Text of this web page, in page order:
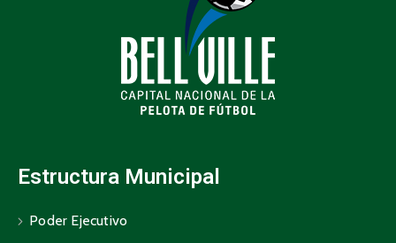
Estructura Municipal
Poder Ejecutivo